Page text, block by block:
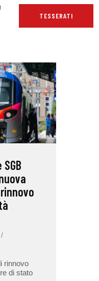
TESSERATI
rinnovo
di stato